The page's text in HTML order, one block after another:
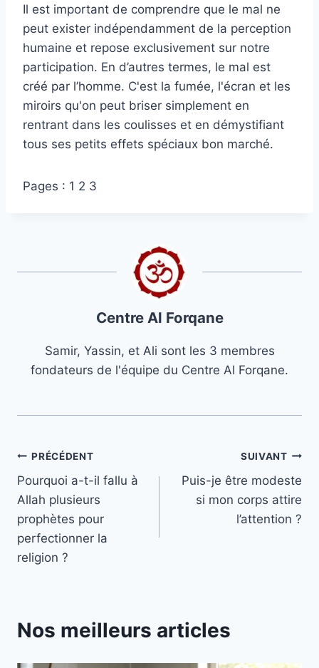
Il est important de comprendre que le mal ne
peut exister indépendamment de la perception
humaine et repose exclusivement sur notre
participation. En d’autres termes, le mal est
créé par l’homme. C'est la fumée, l'écran et les
miroirs qu'on peut briser simplement en
rentrant dans les coulisses et en démystifiant
tous ses petits effets spéciaux bon marché.
Pages : 1 2 3
Centre Al Forqane
Samir, Yassin, et Ali sont les 3 membres
fondateurs de l'équipe du Centre Al Forqane.
Navigation
de
l’article
PRÉCÉDENT
Pourquoi a-t-il fallu à
Allah plusieurs
prophètes pour
perfectionner la
religion ?
SUIVANT
Puis-je être modeste
si mon corps attire
l’attention ?
Nos meilleurs articles